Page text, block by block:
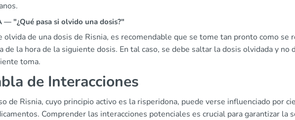
— "¿Qué pasa si olvido una dosis?"
olvida de una dosis de Risnia, es recomendable que se tome tan pronto como se
de la hora de la siguiente dosis. En tal caso, se debe saltar la dosis olvidada y no
toma.
de Interacciones
de Risnia, cuyo principio activo es la risperidona, puede verse influenciado por
Comprender las interacciones potenciales es crucial para garantizar la